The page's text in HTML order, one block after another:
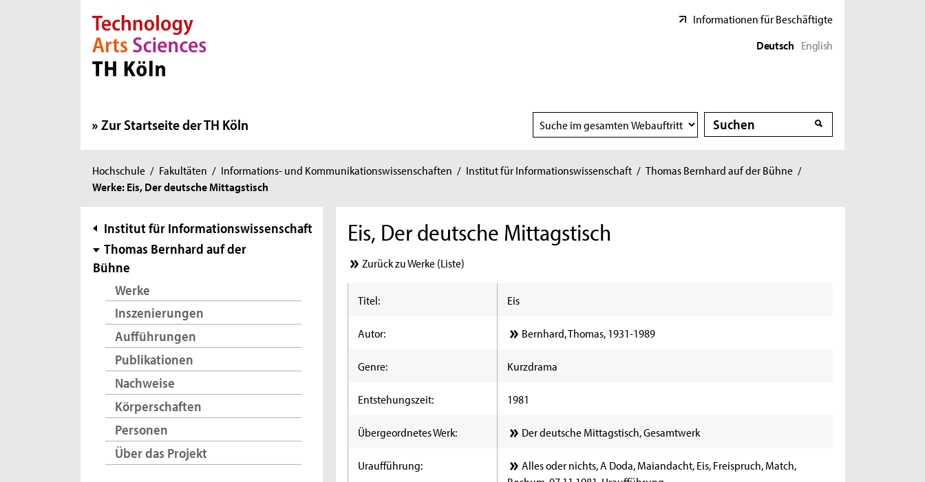
Direkt zur Hauptnavigation
Direkt zur Subnavigation
Direkt zum Inhalt
Direkt zum Fußbereich
Informationen für Beschäftigte
Deutsch English
Zur Startseite der TH Köln
Suchbereich
wählen
Suche
Suche
Sie
sind
Hochschule / Fakultäten / Informations- und Kommunikationswissenschaften / Institut für Informationswissenschaft / Thomas Bernhard auf der Bühne /
Werke: Eis, Der deutsche Mittagstisch
Subnavigation
Institut für Informationswissenschaft
Thomas Bernhard auf der
Bühne
Werke
Inszenierungen
Aufführungen
Publikationen
Nachweise
Körperschaften
Personen
Über das Projekt
Eis, Der deutsche Mittagstisch
Zurück zu Werke (Liste)
Titel: Eis
Autor: Bernhard, Thomas, 1931-1989
Genre: Kurzdrama
Entstehungszeit: 1981
Übergeordnetes Werk: Der deutsche Mittagstisch, Gesamtwerk
Uraufführung:
Alles oder nichts, A Doda, Maiandacht, Eis, Freispruch, Match,